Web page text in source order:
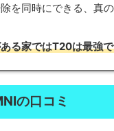
を同時にできる、真の
る家ではT20は最強
の口コミ